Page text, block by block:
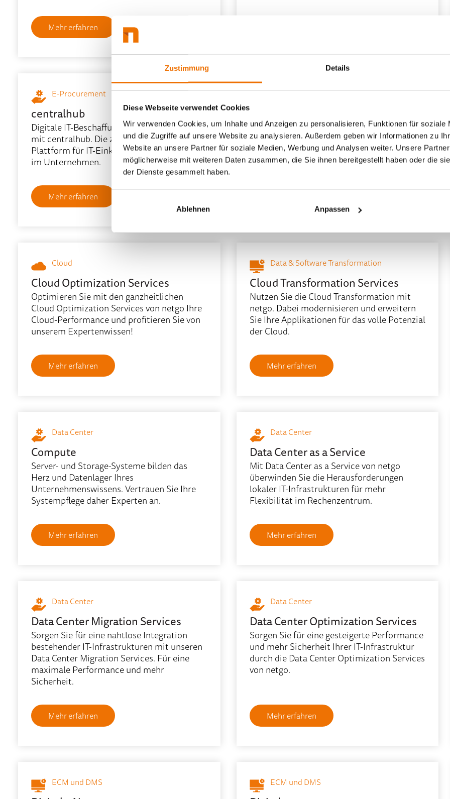
Zustimmung Details
Diese Webseite verwendet Cookies
Wir verwenden Cookies, um Inhalte und Anzeigen zu personalisieren, Funktionen für soziale
und die Zugriffe auf unsere Website zu analysieren. Außerdem geben wir Informationen zu
Website an unsere Partner für soziale Medien, Werbung und Analysen weiter. Unsere
möglicherweise mit weiteren Daten zusammen, die Sie ihnen bereitgestellt haben oder die
der Dienste gesammelt haben.
Ablehnen Anpassen
Mehr erfahren
E-Procurement
centralhub
Digitale IT-Beschaffung einfach und schnell
mit centralhub. Die zentrale netgo
Plattform für IT-Einkauf und Cloud Lizenzen
im Unternehmen.
Mehr erfahren
Cloud
Cloud Compute
Steigern Sie mit Cloud Compute Ihren
Unternehmenserfolg mit einer
leistungsstarken und sicheren Cloud-
Infrastruktur von netgo.
Cloud
Cloud Optimization Services
Optimieren Sie mit den ganzheitlichen
Cloud Optimization Services von netgo Ihre
Cloud-Performance und profitieren Sie von
unserem Expertenwissen!
Mehr erfahren
Data & Software Transformation
Cloud Transformation Services
Nutzen Sie die Cloud Transformation mit
netgo. Dabei modernisieren und erweitern
Sie Ihre Applikationen für das volle Potenzial
der Cloud.
Mehr erfahren
Data Center
Compute
Server- und Storage-Systeme bilden das
Herz und Datenlager Ihres
Unternehmenswissens. Vertrauen Sie Ihre
Systempflege daher Experten an.
Mehr erfahren
Data Center
Data Center as a Service
Mit Data Center as a Service von netgo
überwinden Sie die Herausforderungen
lokaler IT-Infrastrukturen für mehr
Flexibilität im Rechenzentrum.
Mehr erfahren
Data Center
Data Center Migration Services
Sorgen Sie für eine nahtlose Integration
bestehender IT-Infrastrukturen mit unseren
Data Center Migration Services. Für eine
maximale Performance und mehr
Sicherheit.
Mehr erfahren
Data Center
Data Center Optimization Services
Sorgen Sie für eine gesteigerte Performance
und mehr Sicherheit Ihrer IT-Infrastruktur
durch die Data Center Optimization Services
von netgo.
Mehr erfahren
ECM und DMS ECM und DMS